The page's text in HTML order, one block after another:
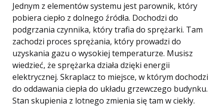
Jednym z elementów systemu jest parownik, który
pobiera ciepło z dolnego źródła. Dochodzi do
podgrzania czynnika, który trafia do sprężarki. Tam
zachodzi proces sprężania, który prowadzi do
uzyskania gazu o wysokiej temperaturze. Musisz
wiedzieć, że sprężarka działa dzięki energii
elektrycznej. Skraplacz to miejsce, w którym dochodzi
do oddawania ciepła do układu grzewczego budynku.
Stan skupienia z lotnego zmienia się tam w ciekły.